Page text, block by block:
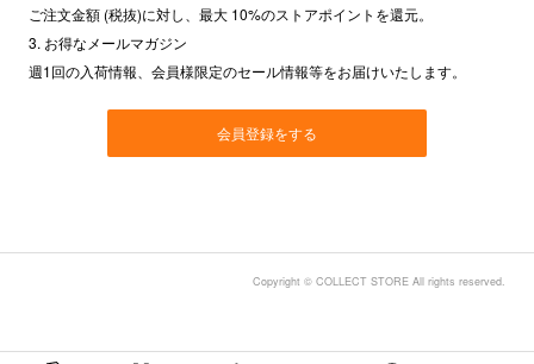
ご注文金額 (税抜)に対し、最大 10%のストアポイントを還元。
3. お得なメールマガジン
週1回の入荷情報、会員様限定のセール情報等をお届けいたします。
会員登録をする
Copyright © COLLECT STORE All rights reserved.